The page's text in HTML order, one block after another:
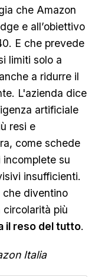
che Amazon
e all’obiettivo
E che prevede
limiti solo a
a ridurre il
L'azienda dice
artificiale
resi e
come schede
su
insufficienti.
che diventino
più
il reso del tutto.
Italia